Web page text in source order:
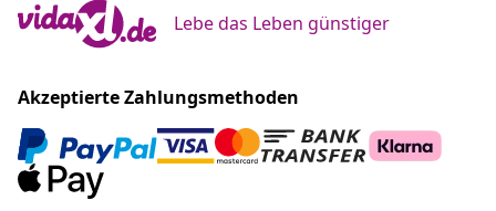
Lebe das Leben günstiger
Akzeptierte Zahlungsmethoden